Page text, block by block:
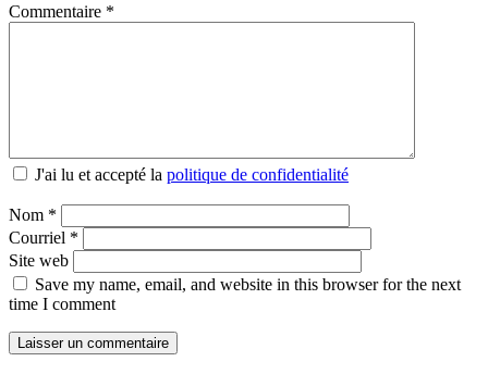
Commentaire *
J'ai lu et accepté la politique de confidentialité
Nom *
Courriel *
Site web
Save my name, email, and website in this browser for the next
time I comment